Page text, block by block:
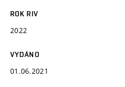
ROK RIV
2022
VYDÁNO
01.06.2021